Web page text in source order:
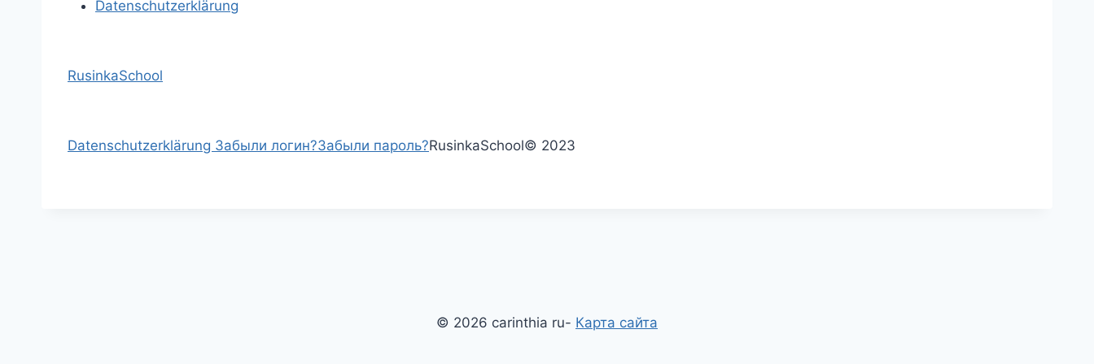
Datenschutzerklärung
RusinkaSchool
Datenschutzerklärung Забыли логин?Забыли пароль?RusinkaSchool© 2023
© 2026 carinthia ru- Карта сайта